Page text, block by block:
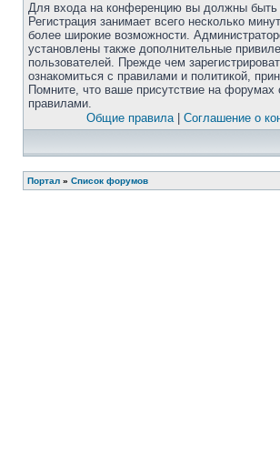
Для входа на конференцию вы должны быть
Регистрация занимает всего несколько
более широкие возможности.
установлены также дополнительные
пользователей. Прежде чем
ознакомиться с правилами и политикой,
Помните, что ваше присутствие на форумах
правилами.
Общие правила| Соглашение о
Портал » Список форумов